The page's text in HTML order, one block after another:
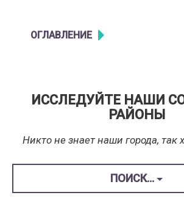
OГЛАВЛЕНИЕ
ИССЛЕДУЙТЕ НАШИ
РАЙОНЫ
Никто не знает наши города, так
ПОИСК...